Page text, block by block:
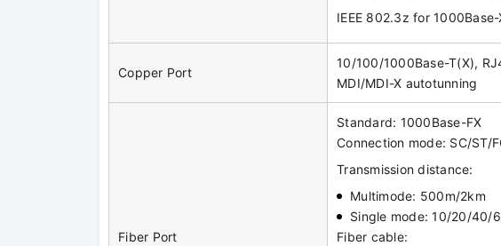
IEEE 802.3z for 1000Base-
Copper Port
10/100/1000Base-T(X),
MDI/MDI-X autotunning
Fiber Port
Standard: 1000Base-FX
Connection mode: SC/ST/
Transmission distance:
Multimode: 500m/2km
Single mode: 10/20/40/
Fiber cable: